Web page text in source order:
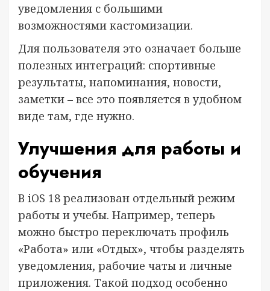
уведомления с большими
возможностями кастомизации.
Для пользователя это означает больше
полезных интеграций: спортивные
результаты, напоминания, новости,
заметки – все это появляется в удобном
виде там, где нужно.
Улучшения для работы и
обучения
В iOS 18 реализован отдельный режим
работы и учебы. Например, теперь
можно быстро переключать профиль
«Работа» или «Отдых», чтобы разделять
уведомления, рабочие чаты и личные
приложения. Такой подход особенно